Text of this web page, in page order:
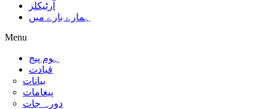
آرٹیکلز
ہمارے بارے میں
Menu
ہوم پیج
قیادت
بیانات
پیغامات
دورہ جات